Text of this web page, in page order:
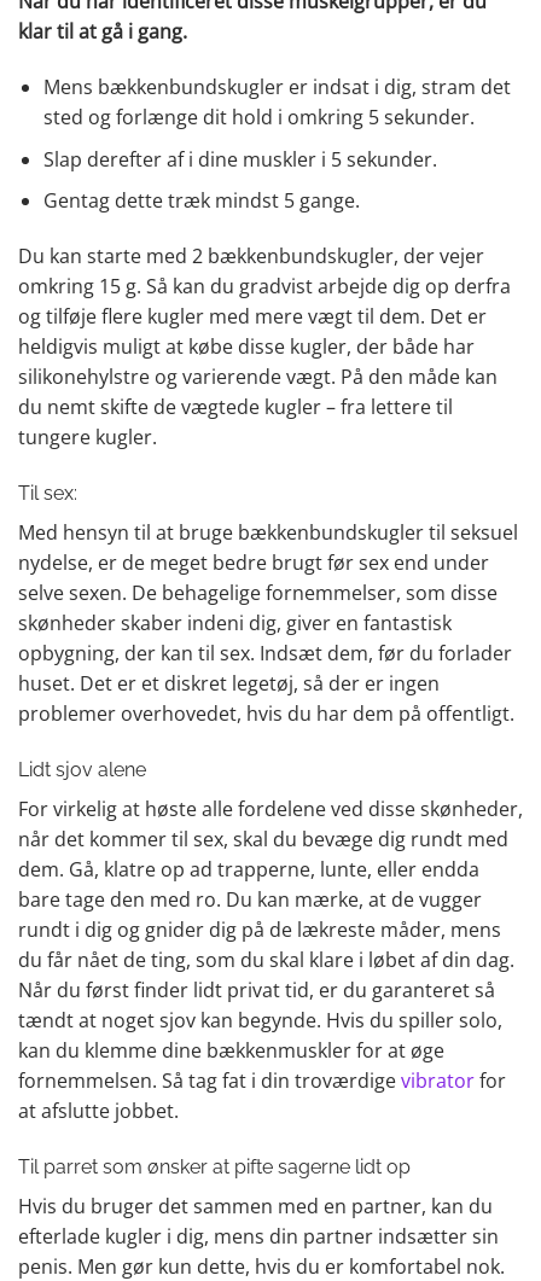
klar til at gå i gang.
Mens bækkenbundskugler er indsat i dig, stram det
sted og forlænge dit hold i omkring 5 sekunder.
Slap derefter af i dine muskler i 5 sekunder.
Gentag dette træk mindst 5 gange.
Du kan starte med 2 bækkenbundskugler, der vejer
omkring 15 g. Så kan du gradvist arbejde dig op derfra
og tilføje flere kugler med mere vægt til dem. Det er
heldigvis muligt at købe disse kugler, der både har
silikonehylstre og varierende vægt. På den måde kan
du nemt skifte de vægtede kugler – fra lettere til
tungere kugler.
Til sex:
Med hensyn til at bruge bækkenbundskugler til seksuel
nydelse, er de meget bedre brugt før sex end under
selve sexen. De behagelige fornemmelser, som disse
skønheder skaber indeni dig, giver en fantastisk
opbygning, der kan til sex. Indsæt dem, før du forlader
huset. Det er et diskret legetøj, så der er ingen
problemer overhovedet, hvis du har dem på offentligt.
Lidt sjov alene
For virkelig at høste alle fordelene ved disse skønheder,
når det kommer til sex, skal du bevæge dig rundt med
dem. Gå, klatre op ad trapperne, lunte, eller endda
bare tage den med ro. Du kan mærke, at de vugger
rundt i dig og gnider dig på de lækreste måder, mens
du får nået de ting, som du skal klare i løbet af din dag.
Når du først finder lidt privat tid, er du garanteret så
tændt at noget sjov kan begynde. Hvis du spiller solo,
kan du klemme dine bækkenmuskler for at øge
fornemmelsen. Så tag fat i din troværdigevibratorfor
at afslutte jobbet.
Til parret som ønsker at pifte sagerne lidt op
Hvis du bruger det sammen med en partner, kan du
efterlade kugler i dig, mens din partner indsætter sin
penis. Men gør kun dette, hvis du er komfortabel nok.